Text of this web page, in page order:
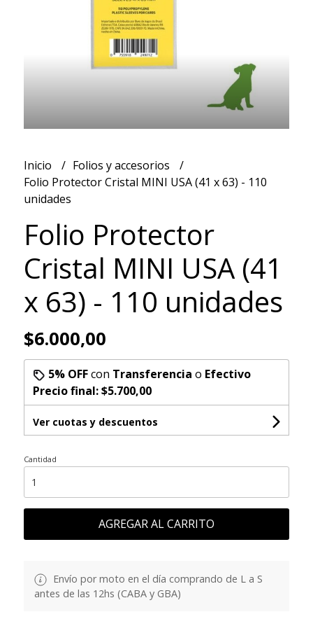
Inicio
Folios y accesorios
Folio Protector Cristal MINI USA (41 x 63) - 110
unidades
Folio Protector
Cristal MINI USA (41
x 63) - 110 unidades
$6.000,00
5% OFFcon Transferencia o Efectivo
Precio final:$5.700,00
Ver cuotas y descuentos
Cantidad
AGREGAR AL CARRITO
Envío por moto en el día comprando de L a S
antes de las 12hs (CABA y GBA)